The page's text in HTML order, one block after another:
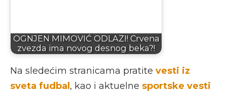
OGNJEN MIMOVIĆ ODLAZI! Crvena
zvezda ima novog desnog beka?!
Na sledećim stranicama pratite vesti iz
sveta fudbal , kao i aktuelne sportske vesti